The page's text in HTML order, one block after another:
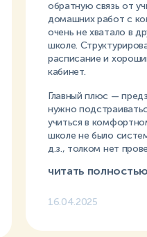
обратную связь от
домашних работ с
очень не хватало в
школе.
расписание и
кабинет.
Главный плюс —
нужно
учиться в
школе не было
д.з., толком нет
читать полностью
16.04.2025